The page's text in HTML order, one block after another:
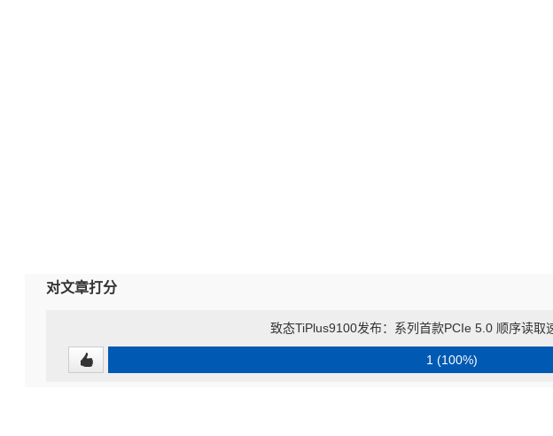
对文章打分
致态TiPlus9100发布：系列首款PCIe 5.0 顺序读取
1 (100%)